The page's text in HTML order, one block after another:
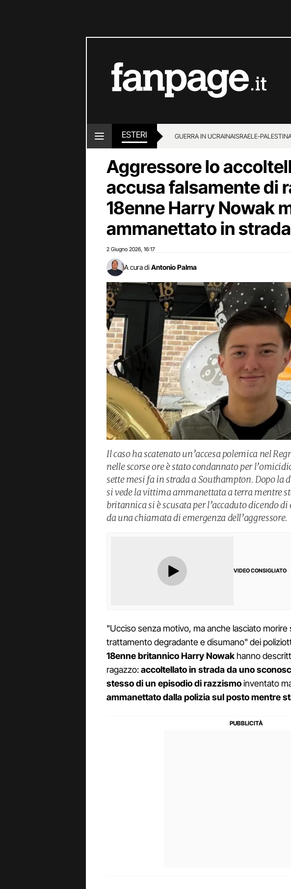
ESTERI GUERRA IN UCRAINAISRAELE-
Aggressore lo
accusa falsamente di
18enne Harry Nowak
ammanettato in
2 Giugno 2026 16:17
A cura di Antonio Palma
Il caso ha scatenato un’accesa polemica nel
nelle scorse ore è stato condannato per
sette mesi fa in strada a Southampton. Dopo la
si vede la vittima ammanettata a terra mentre
britannica si è scusata per l’accaduto dicendo
da una chiamata di emergenza dell’aggressore.
VIDEO CONSIGLIATO
"Ucciso senza motivo, ma anche lasciato morire
trattamento degradante e disumano" dei
18enne britannico Harry Nowak hanno
ragazzo:accoltellato in strada da uno
stesso di un episodio di razzismoinventato
ammanettato dalla polizia sul posto mentre